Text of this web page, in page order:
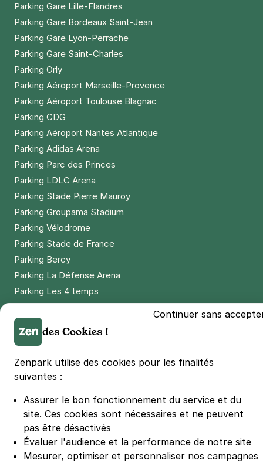
Parking Gare Lille-Flandres
Parking Gare Bordeaux Saint-Jean
Parking Gare Lyon-Perrache
Parking Gare Saint-Charles
Parking Orly
Parking Aéroport Marseille-Provence
Parking Aéroport Toulouse Blagnac
Parking CDG
Parking Aéroport Nantes Atlantique
Parking Adidas Arena
Parking Parc des Princes
Parking LDLC Arena
Parking Stade Pierre Mauroy
Parking Groupama Stadium
Parking Vélodrome
Parking Stade de France
Parking Bercy
Parking La Défense Arena
Parking Les 4 temps
Parking Nation
Parking Porte de Versailles
Parking Lille Grand Palais
Parking Casino Barrière Lille
🌍 Passer de 130 à 110 km/h sur autoroute réduit votre
consommation de 20%
#SeDéplacerMoinsPolluer
© Zenpark 2012 - 2026 - Tous droits réservés - Fabriqué avec soin à
Rennes et Paris
Continuer sans
des Cookies !
Zenpark utilise des cookies pour les finalités
suivantes :
Assurer le bon fonctionnement du service et du
site. Ces cookies sont nécessaires et ne peuvent
pas être désactivés
Évaluer l'audience et la performance de notre site
Mesurer, optimiser et personnaliser nos campagnes